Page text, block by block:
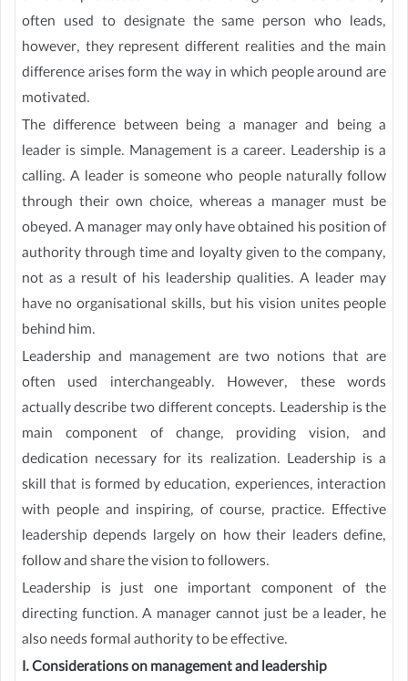
often used to designate the same person who leads,
however, they represent different realities and the main
difference arises form the way in which people around are
motivated.
The difference between being a manager and being a
leader is simple. Management is a career. Leadership is a
calling. A leader is someone who people naturally follow
through their own choice, whereas a manager must be
obeyed. A manager may only have obtained his position of
authority through time and loyalty given to the company,
not as a result of his leadership qualities. A leader may
have no organisational skills, but his vision unites people
behind him.
Leadership and management are two notions that are
often used interchangeably. However, these words
actually describe two different concepts. Leadership is the
main component of change, providing vision, and
dedication necessary for its realization. Leadership is a
skill that is formed by education, experiences, interaction
with people and inspiring, of course, practice. Effective
leadership depends largely on how their leaders define,
follow and share the vision to followers.
Leadership is just one important component of the
directing function. A manager cannot just be a leader, he
also needs formal authority to be effective.
I. Considerations on management and leadership